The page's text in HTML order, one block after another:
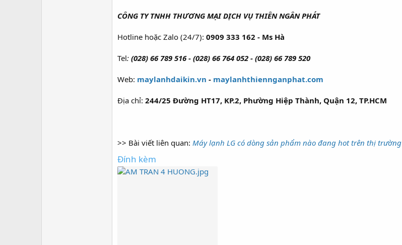
CÔNG TY TNHH THƯƠNG MẠI DỊCH VỤ THIÊN NGÂN PHÁT
Hotline hoặc Zalo (24/7): 0909 333 162 - Ms Hà
Tel: (028) 66 789 516 - (028) 66 764 052 - (028) 66 789 520
Web: maylanhdaikin.vn - maylanhthiennganphat.com
Địa chỉ: 244/25 Đường HT17, KP.2, Phường Hiệp Thành, Quận 12, TP.HCM
>> Bài viết liên quan: Máy lạnh LG có dòng sản phẩm nào đang hot trên thị trường
Đính kèm